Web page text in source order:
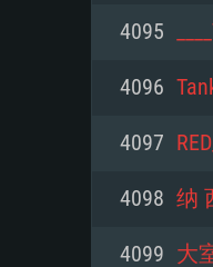
그래픽
해상도:
네트워크
여유 저
(Mac),
의 AMD/
네트워크
여유 저
그래픽
와 동급
지원하는
4095
4096
4097
4098 纳
4099 大